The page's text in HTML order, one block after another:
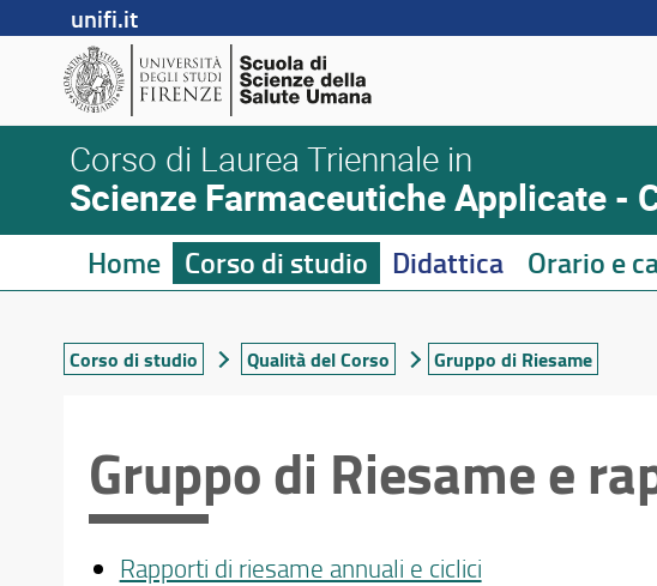
unifi.it
Corso di Laurea Triennale in
Scienze Farmaceutiche Applicate -
Home Corso di studio Didattica Orario e
Corso di studio Qualità del Corso Gruppo di Riesame
Gruppo di Riesame e
Rapporti di riesame annuali e ciclici